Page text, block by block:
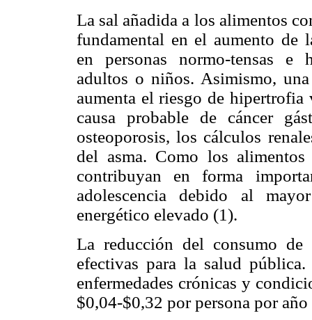
La sal añadida a los alimentos
fundamental en el aumento de
en personas normo-tensas e
adultos o niños. Asimismo,
aumenta el riesgo de
causa probable de cáncer
osteoporosis, los cálculos
del asma. Como los
contribuyan en forma
adolescencia debido al
energético elevado (1).
La reducción del consumo
efectivas para la salud
enfermedades crónicas y
$0,04-$0,32 por persona por